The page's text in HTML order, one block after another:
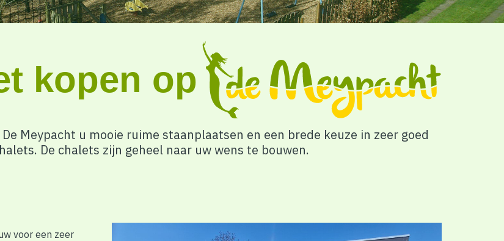
kopen op
Meypacht u mooie ruime staanplaatsen en een brede keuze in zeer goed
De chalets zijn geheel naar uw wens te bouwen.
voor een zeer